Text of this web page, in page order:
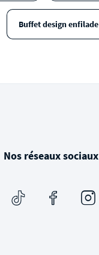
Buffet design enfilade
Nos réseaux sociaux